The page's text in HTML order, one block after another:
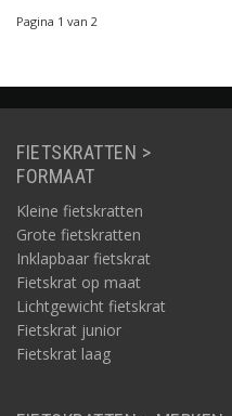
Pagina 1 van 2
FIETSKRATTEN >
FORMAAT
Kleine fietskratten
Grote fietskratten
Inklapbaar fietskrat
Fietskrat op maat
Lichtgewicht fietskrat
Fietskrat junior
Fietskrat laag